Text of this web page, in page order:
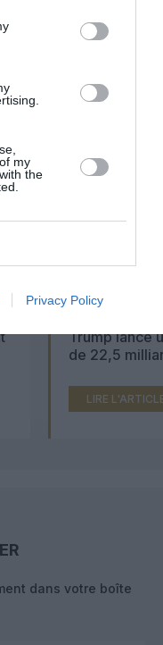
my
the
Privacy Policy
01
Trump lance
de 22,5
LIRE
dans votre boîte